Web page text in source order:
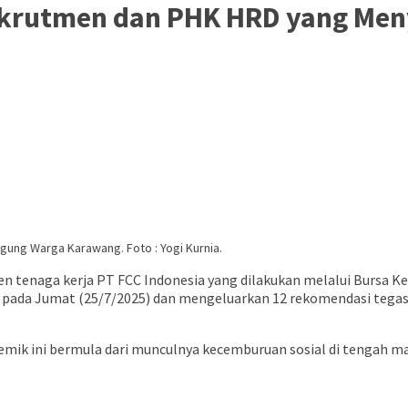
dan PHK HRD yang
Warga Karawang. Foto : Yogi Kurnia.
kerja PT FCC Indonesia yang dilakukan melalui Bursa
Jumat (25/7/2025) dan mengeluarkan 12 rekomendasi
ini bermula dari munculnya kecemburuan sosial di tengah